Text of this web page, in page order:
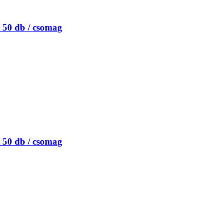
db / csomag
db / csomag